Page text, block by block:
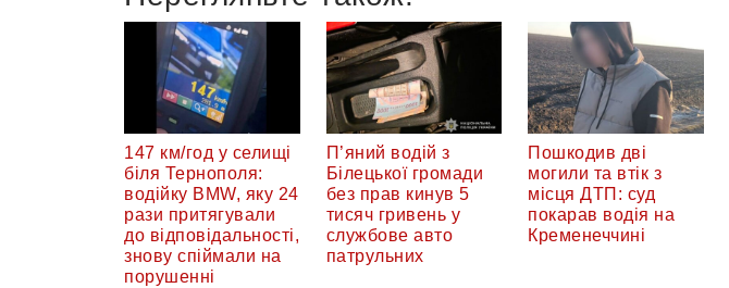
147 км/год у селищі
біля Тернополя:
водійку BMW, яку 24
рази притягували
до відповідальності,
знову спіймали на
порушенні
П’яний водій з
Білецької громади
без прав кинув 5
тисяч гривень у
службове авто
патрульних
Пошкодив дві
могили та втік з
місця ДТП: суд
покарав водія на
Кременеччині